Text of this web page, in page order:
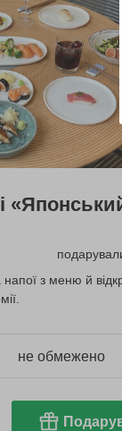
напої з меню й
не обмежено